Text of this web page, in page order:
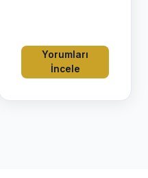
Yorumları
İncele